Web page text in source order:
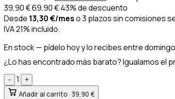
39,90€69,90€43% de descuento
Desde 13,30€/meso 3 plazos sin comisiones
IVA 21% incluido.
En stock— pídelo hoy y lo recibes entre
¿Lo has encontrado más barato? Igualamos el
− 1
+
Añadir al carrito · 39,90 €